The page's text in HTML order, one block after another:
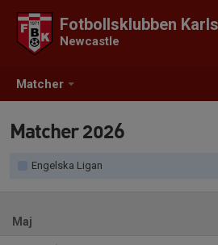
Matcher
Fotbollsklubben
Newcastle
Matcher 2026
Engelska Ligan
Maj